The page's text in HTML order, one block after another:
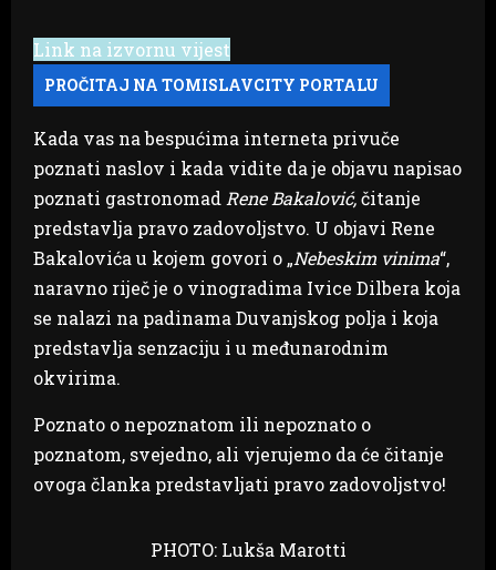
Link na izvornu vijest
Kada vas na bespućima interneta privuče
poznati naslov i kada vidite da je objavu napisao
poznati gastronomad Rene Bakalović,čitanje
predstavlja pravo zadovoljstvo. U objavi Rene
Bakalovića u kojem govori o „Nebeskim vinima“,
naravno riječ je o vinogradima Ivice Dilbera koja
se nalazi na padinama Duvanjskog polja i koja
predstavlja senzaciju i u međunarodnim
okvirima.
Poznato o nepoznatom ili nepoznato o
poznatom, svejedno, ali vjerujemo da će čitanje
ovoga članka predstavljati pravo zadovoljstvo!
PHOTO: Lukša Marotti